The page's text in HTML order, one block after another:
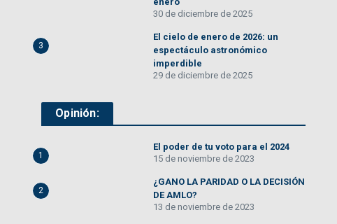
30 de diciembre de 2025
3
El cielo de enero de 2026: un
espectáculo astronómico
imperdible
29 de diciembre de 2025
Opinión:
1
El poder de tu voto para el 2024
15 de noviembre de 2023
2
¿GANO LA PARIDAD O LA DECISIÓN
DE AMLO?
13 de noviembre de 2023